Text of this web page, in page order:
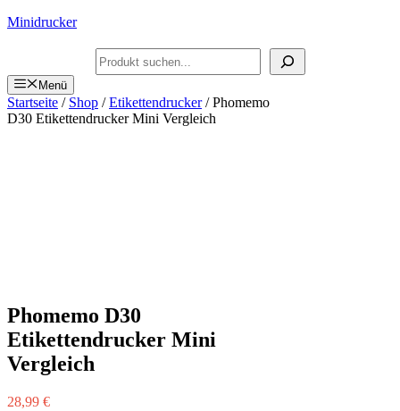
Zum
Minidrucker
Suchen
Menü
Startseite / Shop /Etikettendrucker/ Phomemo
D30 Etikettendrucker Mini Vergleich
Phomemo D30
Etikettendrucker Mini
Vergleich
28,99 €